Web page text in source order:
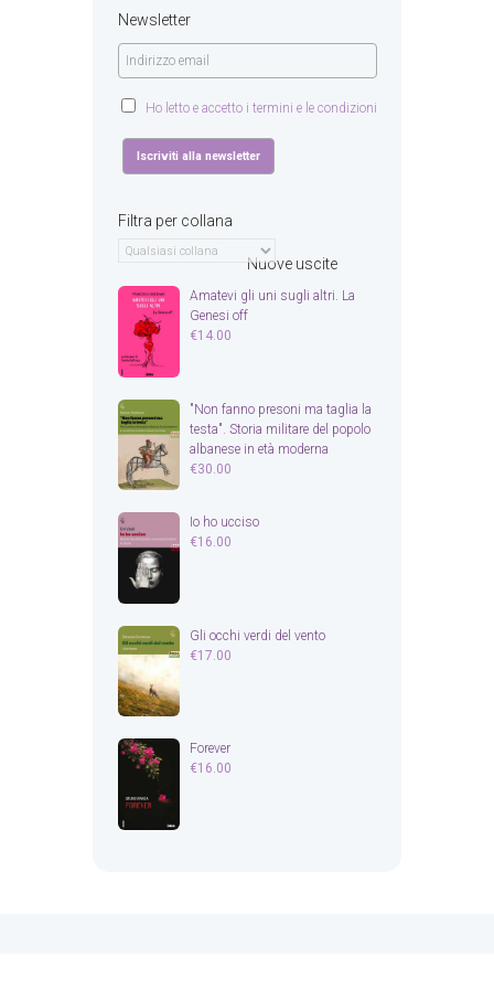
Newsletter
Ho letto e accetto i termini e le condizioni
Filtra per collana
Nuove uscite
Amatevi gli uni sugli altri. La
Genesi off
€14.00
"Non fanno presoni ma taglia la
testa". Storia militare del popolo
albanese in età moderna
€30.00
Io ho ucciso
€16.00
Gli occhi verdi del vento
€17.00
Forever
€16.00